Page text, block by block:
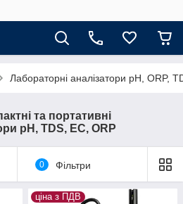
Лабораторні аналізатори pH, ORP,
та портативні
pH, TDS, EC, ORP
0 Фільтри
ціна з ПДВ